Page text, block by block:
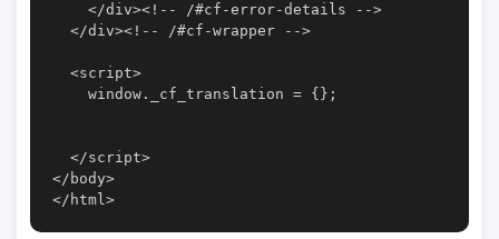
    </div><!-- /#cf-error-details -->
  </div><!-- /#cf-wrapper -->
  <script>
    window._cf_translation = {};
  </script>
</body>
</html>